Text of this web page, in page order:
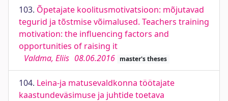
103. Õpetajate koolitusmotivatsioon: mõjutavad
tegurid ja tõstmise võimalused. Teachers training
motivation: the influencing factors and
opportunities of raising it
Valdma, Eliis 08.06.2016 master's theses
104. Leina-ja matusevaldkonna töötajate
kaastundeväsimuse ja juhtide toetava